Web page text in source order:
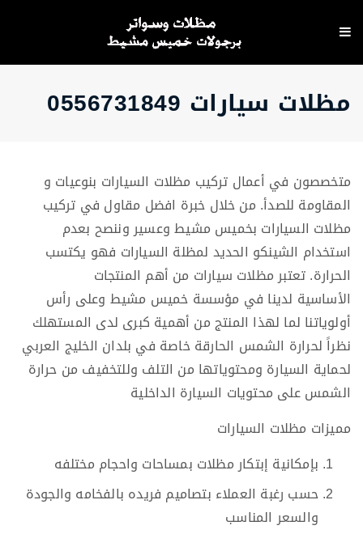
مظلات سيارات 0556731849
متخصصون في أعمال تركيب مظلات السيارات بنوعيات و
المقاومة للصدأ. من خلال خبرة افضل مقاول في تركيب
مظلات السيارات بخميس مشيط وعسير وننصح بعدم
استخدام الشينكو الحديد لمظلة السيارات فهو يكتسب
الحرارة. تعتبر مظلات سيارات من أهم المنتجات
الأساسية لدينا في مؤسسة خميس مشيط وعلى رأس
أولوياتنا لما لهذا المنتج من أهمية كبرى لدى المستهلك
نظراً لحرارة الشمس الحارقة خاصة في بلدان الخليج العربي
لحماية السيارة ومحتوياتها من التلف وللتخفيف من حرارة
الشمس على محتويات السيارة الداخلية
مميزات مظلات السيارات
بإمكانية إبتكار مظلات بمساحات واحجام مختلفه
حسب رغبة العملاء بتصاميم فريده بالفخامه والجودة
والسعر المناسب